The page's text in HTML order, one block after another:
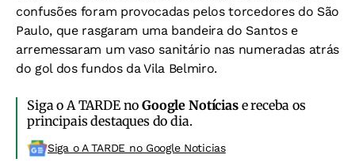
confusões foram provocadas pelos torcedores do São
Paulo, que rasgaram uma bandeira do Santos e
arremessaram um vaso sanitário nas numeradas atrás
do gol dos fundos da Vila Belmiro.
Siga o A TARDE noGoogle Notíciase receba os
principais destaques do dia.
Siga o A TARDE no Google Noticias